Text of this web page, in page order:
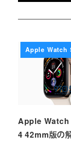
Apple Watch
Apple
4 42mm版の